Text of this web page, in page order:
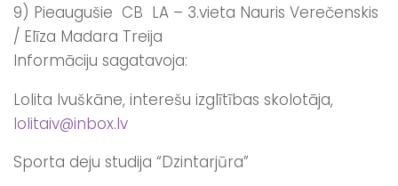
9) Pieaugušie CB LA – 3.vieta Nauris Verečenskis
/ Elīza Madara Treija
Informāciju sagatavoja:
Lolita Ivuškāne, interešu izglītības skolotāja,
lolitaiv@inbox.lv
Sporta deju studija “Dzintarjūra”